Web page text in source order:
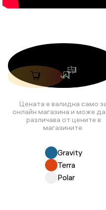
Цената е валидна само
онлайн магазина и може
различава от цените в
магазините.
Gravity
Terra
Polar